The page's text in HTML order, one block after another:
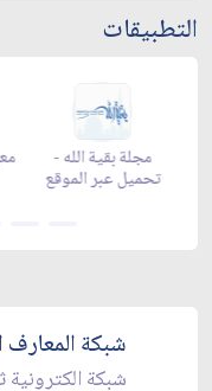
التطبيقات
زاد شهر رمضان -
تحميل عبر الموقع
شبكة المعارف
شبكة الكترونية